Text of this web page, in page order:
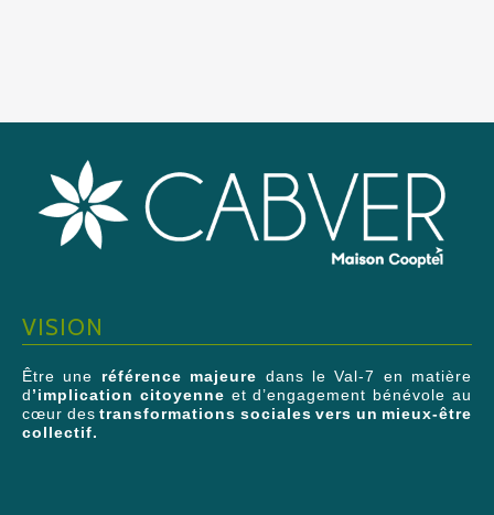
VISION
Être une référence majeure dans le Val-7 en matière
d’implication citoyenne et d’engagement bénévole au
cœur des transformations sociales vers un mieux-être
collectif.